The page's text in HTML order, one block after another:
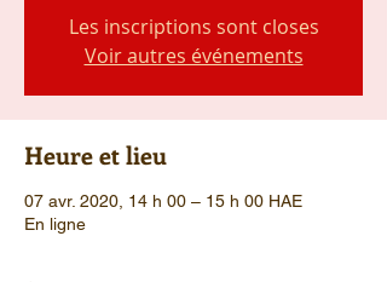
Les inscriptions sont closes
Voir autres événements
Heure et lieu
07 avr. 2020, 14 h 00 – 15 h 00 HAE
En ligne